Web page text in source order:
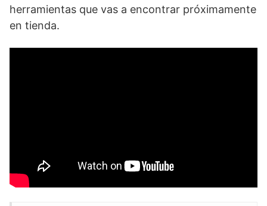
herramientas que vas a encontrar próximamente
en tienda.